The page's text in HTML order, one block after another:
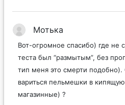
Мотька
Вот-огромное спасибо) где не
теста был “размытым”, без
тип меня это смерти
вариться пельмешки в
магазинные) ?